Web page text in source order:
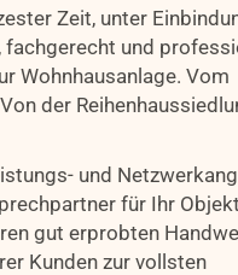
Zeit, unter
fachgerecht und
Wohnhausanlage. Vom
der
und
für Ihr
gut erprobten
Kunden zur vollsten